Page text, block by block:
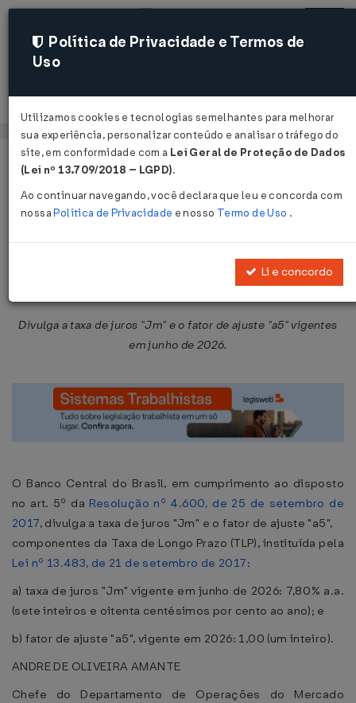
Acessar
Página Inicial Legislações
Comunicado BACEN Nº 45320 DE
Divulga a taxa de juros "Jm" e o fator de ajuste "a5" vigentes
em junho de 2026.
O Banco Central do Brasil, em cumprimento ao disposto
no art. 5º da Resolução nº 4.600, de 25 de setembro de
2017, divulga a taxa de juros "Jm" e o fator de ajuste "a5",
componentes da Taxa de Longo Prazo (TLP), instituída pela
Lei nº 13.483, de 21 de setembro de 2017:
a) taxa de juros "Jm" vigente em junho de 2026: 7,80% a.a.
(sete inteiros e oitenta centésimos por cento ao ano); e
b) fator de ajuste "a5", vigente em 2026: 1,00 (um inteiro).
ANDRE DE OLIVEIRA AMANTE
Chefe do Departamento de Operações do Mercado
Política de Privacidade e Termos de
Uso
Utilizamos cookies e tecnologias semelhantes para melhorar
sua experiência, personalizar conteúdo e analisar o tráfego do
site, em conformidade com a Lei Geral de Proteção de Dados
(Lei nº 13.709/2018 – LGPD).
Ao continuar navegando, você declara que leu e concorda com
nossaPolítica de Privacidade e nosso Termo de Uso .
Li e concordo